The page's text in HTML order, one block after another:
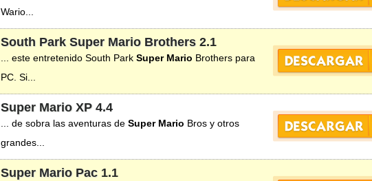
Wario...
South Park Super Mario Brothers 2.1
... este entretenido South Park Super Mario Brothers para
PC. Si...
Super Mario XP 4.4
... de sobra las aventuras de Super Mario Bros y otros
grandes...
Super Mario Pac 1.1